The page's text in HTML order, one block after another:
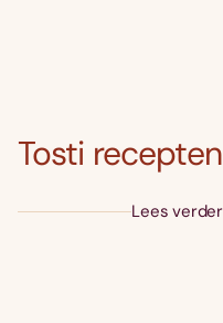
Tosti recepten
Lees